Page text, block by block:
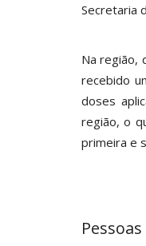
Secretaria
Na região,
recebido
doses
região, o
primeira e